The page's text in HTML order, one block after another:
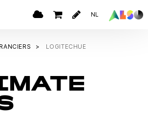
NL
LOGITECHUE